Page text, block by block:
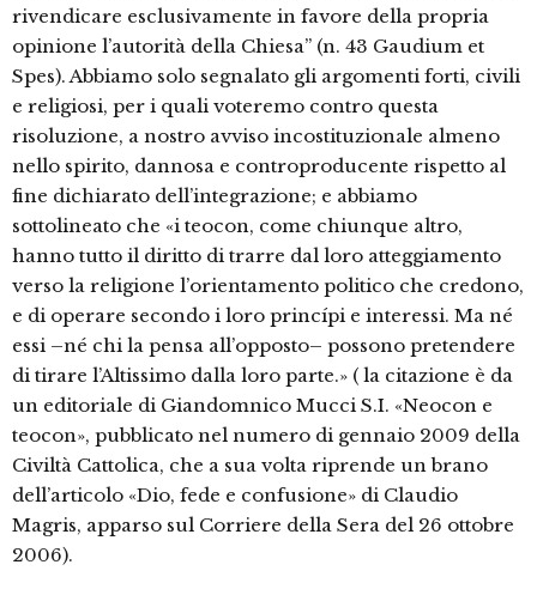
rivendicare esclusivamente in favore della propria
opinione l’autorità della Chiesa” (n. 43 Gaudium et
Spes). Abbiamo solo segnalato gli argomenti forti, civili
e religiosi, per i quali voteremo contro questa
risoluzione, a nostro avviso incostituzionale almeno
nello spirito, dannosa e controproducente rispetto al
fine dichiarato dell’integrazione; e abbiamo
sottolineato che «i teocon, come chiunque altro,
hanno tutto il diritto di trarre dal loro atteggiamento
verso la religione l’orientamento politico che credono,
e di operare secondo i loro princípi e interessi. Ma né
essi –né chi la pensa all’opposto– possono pretendere
di tirare l’Altissimo dalla loro parte.» ( la citazione è da
un editoriale di Giandomnico Mucci S.I. «Neocon e
teocon», pubblicato nel numero di gennaio 2009 della
Civiltà Cattolica, che a sua volta riprende un brano
dell’articolo «Dio, fede e confusione» di Claudio
Magris, apparso sul Corriere della Sera del 26 ottobre
2006).